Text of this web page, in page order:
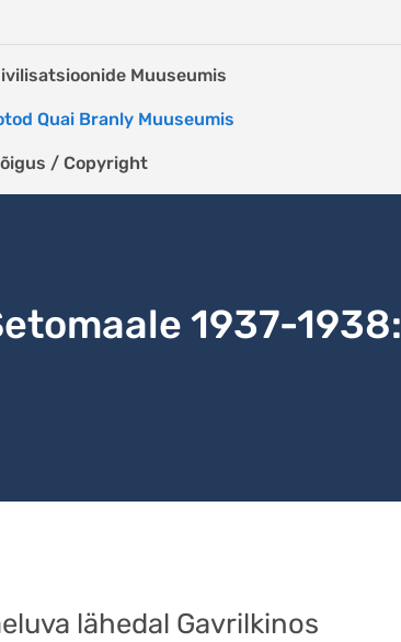
Muuseumis
Quai Branly Muuseumis
/ Copyright
1937-1938:
lähedal Gavrilkinos